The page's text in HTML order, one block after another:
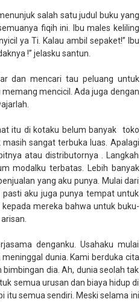
salah satu judul buku yang
fiqih ini. Ibu males keliling
ya Ti. Kalau ambil sepaket!” Ibu
!” jelasku santun.
dan mencari tau peluang untuk
mencicil. Ada juga dengan
itu di kotaku belum banyak
toko
sangat terbuka luas. Apalagi
atau distributornya . Langkah
modalku terbatas. Lebih banyak
yang aku punya. Mulai dari
aku juga punya tempat untuk
mereka bahwa untuk buku-
denganku. Usahaku mulai
dunia. Kami berduka cita
dia. Ah, dunia seolah tak
semua urusan dan biaya hidup di
itu semua sendiri. Meski selama ini